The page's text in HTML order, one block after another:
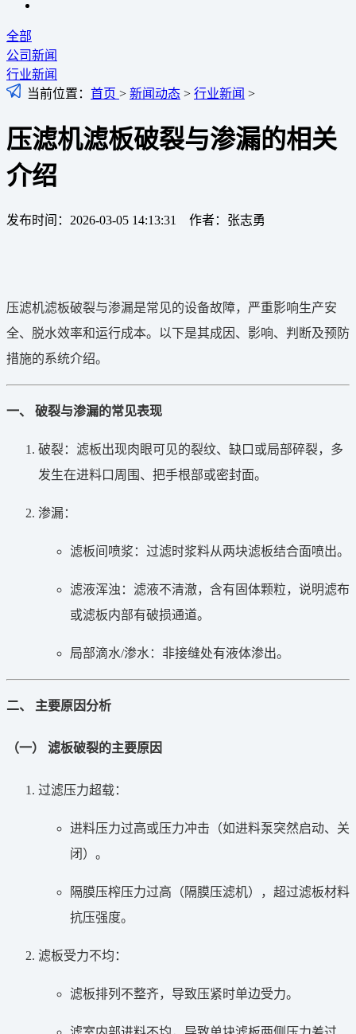
全部
公司新闻
行业新闻
当前位置： 首页 > 新闻动态 > 行业新闻 >
压滤机滤板破裂与渗漏的相关
介绍
发布时间：2026-03-05 14:13:31 作者：张志勇
压滤机滤板破裂与渗漏是常见的设备故障，严重影响生产安
全、脱水效率和运行成本。以下是其成因、影响、判断及预防
措施的系统介绍。
一、 破裂与渗漏的常见表现
破裂：滤板出现肉眼可见的裂纹、缺口或局部碎裂，多
发生在进料口周围、把手根部或密封面。
渗漏：
滤板间喷浆：过滤时浆料从两块滤板结合面喷出。
滤液浑浊：滤液不清澈，含有固体颗粒，说明滤布
或滤板内部有破损通道。
局部滴水/渗水：非接缝处有液体渗出。
二、 主要原因分析
（一） 滤板破裂的主要原因
过滤压力超载：
进料压力过高或压力冲击（如进料泵突然启动、关
闭）。
隔膜压榨压力过高（隔膜压滤机），超过滤板材料
抗压强度。
滤板受力不均：
滤板排列不整齐，导致压紧时单边受力。